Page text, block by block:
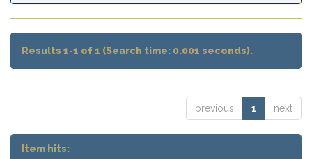
Results 1-1 of 1 (Search time: 0.001 seconds).
previous 1 next
Item hits: